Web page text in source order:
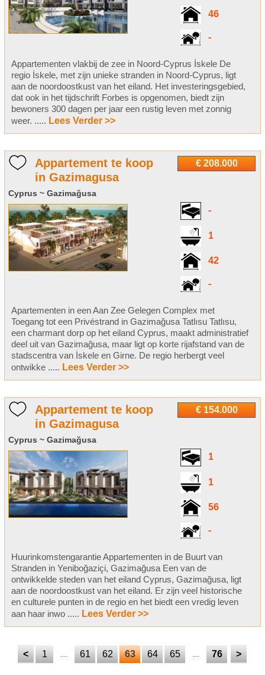
46
-
Appartementen vlakbij de zee in Noord-Cyprus İskele De
regio İskele, met zijn unieke stranden in Noord-Cyprus, ligt
aan de noordoostkust van het eiland. Het investeringsgebied,
dat ook in het tijdschrift Forbes is opgenomen, biedt zijn
bewoners 300 dagen per jaar een rustig leven met zonnig
weer. ..... Lees Verder >>
€ 208.000
Appartement te koop
in Gazimagusa
Cyprus ~ Gazimağusa
-
1
42
-
Apartementen in een Aan Zee Gelegen Complex met
Toegang tot een Privéstrand in Gazimağusa Tatlısu Tatlısu,
een charmant dorp op het eiland Cyprus, maakt administratief
deel uit van Gazimağusa, maar ligt op korte rijafstand van de
stadscentra van İskele en Girne. De regio herbergt veel
ontwikke ..... Lees Verder >>
€ 154.000
Appartement te koop
in Gazimagusa
Cyprus ~ Gazimağusa
1
1
56
-
Huurinkomstengarantie Appartementen in de Buurt van
Stranden in Yeniboğaziçi, Gazimağusa Een van de
ontwikkelde steden van het eiland Cyprus, Gazimağusa, ligt
aan de noordoostkust van het eiland. Er zijn veel historische
en culturele punten in de regio en het biedt een vredig leven
aan haar inwo ..... Lees Verder >>
< 1 .... 61 62 63 64 65 .... 76 >